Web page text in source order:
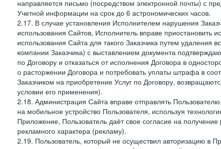
направляется письмо (посредством электронной почты) с
Учетной информации на срок до 6 астрономических часов.
2.17. В случае установления Исполнителем нарушения
использования Сайтов, Исполнитель вправе приостановить
использования Сайта для такого Заказчика путем
компании Заказчика) с выставлением документа
по Договору и отказаться от исполнения Договора в
о расторжении Договора и потребовать уплаты штрафа в
Заказчиком на приобретение Услуг по Договору,
условии его применения).
2.18. Администрация Сайта вправе отправлять
на мобильное устройство Пользователя, используя
Приложение, Пользователь даёт свое согласие на
рекламного характера (рекламу).
2.19. Пользователь, который не осуществил авторизацию в